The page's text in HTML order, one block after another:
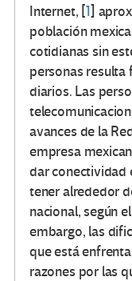
Internet, [1
población
cotidianas sin
personas resulta
diarios. Las
avances de la
empresa
dar conectividad
tener alrededor
nacional, según
embargo, las
que está
razones por las